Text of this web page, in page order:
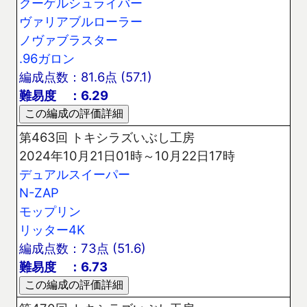
ヴァリアブルローラー
ノヴァブラスター
.96ガロン
編成点数：81.6点 (57.1)
難易度 ：6.29
第463回 トキシラズいぶし工房
2024年10月21日01時～10月22日17時
デュアルスイーパー
N-ZAP
モップリン
リッター4K
編成点数：73点 (51.6)
難易度 ：6.73